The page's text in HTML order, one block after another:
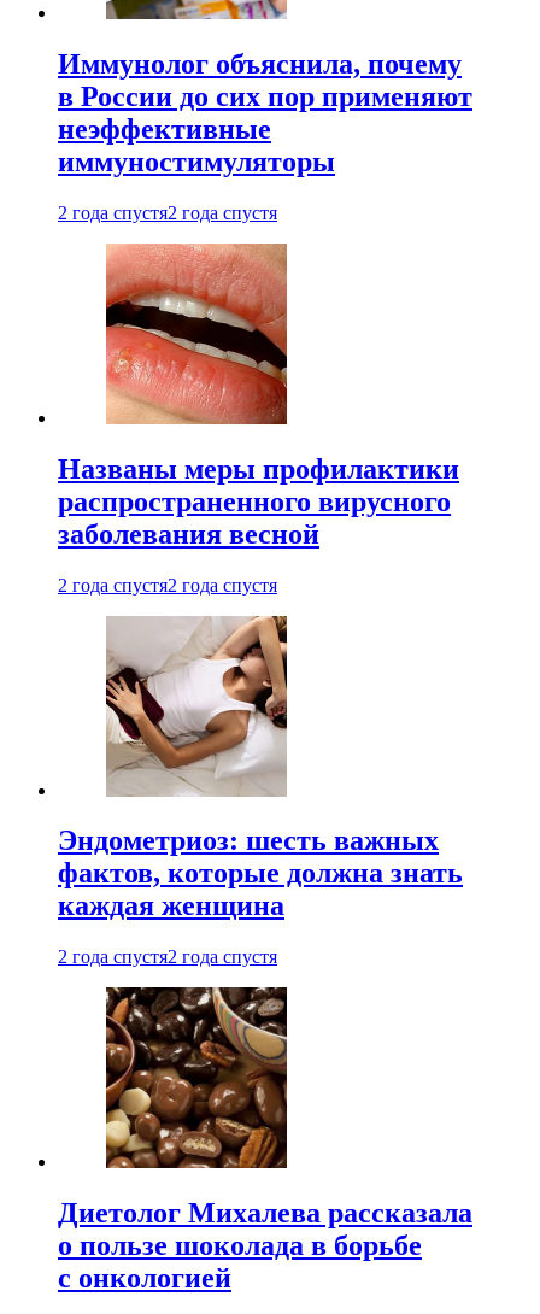
Иммунолог объяснила, почему
в России до сих пор применяют
неэффективные
иммуностимуляторы
2 года спустя2 года спустя
Названы меры профилактики
распространенного вирусного
заболевания весной
2 года спустя2 года спустя
Эндометриоз: шесть важных
фактов, которые должна знать
каждая женщина
2 года спустя2 года спустя
Диетолог Михалева рассказала
о пользе шоколада в борьбе
с онкологией